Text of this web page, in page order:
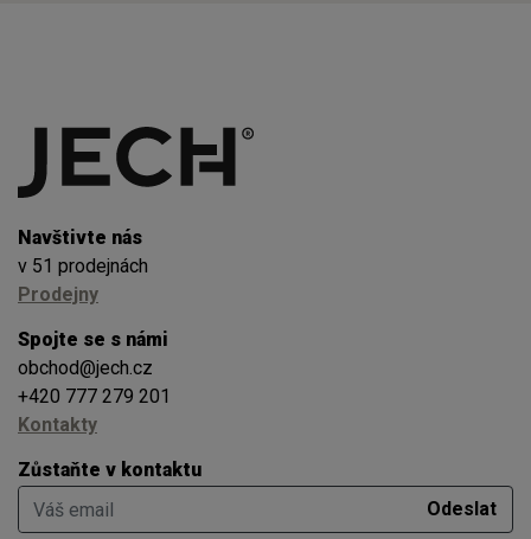
Navštivte nás
v 51 prodejnách
Prodejny
Spojte se s námi
obchod@jech.cz
+420 777 279 201
Kontakty
Zůstaňte v kontaktu
Váš email
Odeslat